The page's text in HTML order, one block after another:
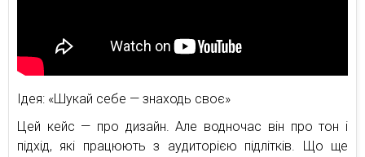
Ідея: «Шукай себе — знаходь своє»
Цей кейс — про дизайн. Але водночас він про тон і
підхід, які працюють з аудиторією підлітків. Що ще